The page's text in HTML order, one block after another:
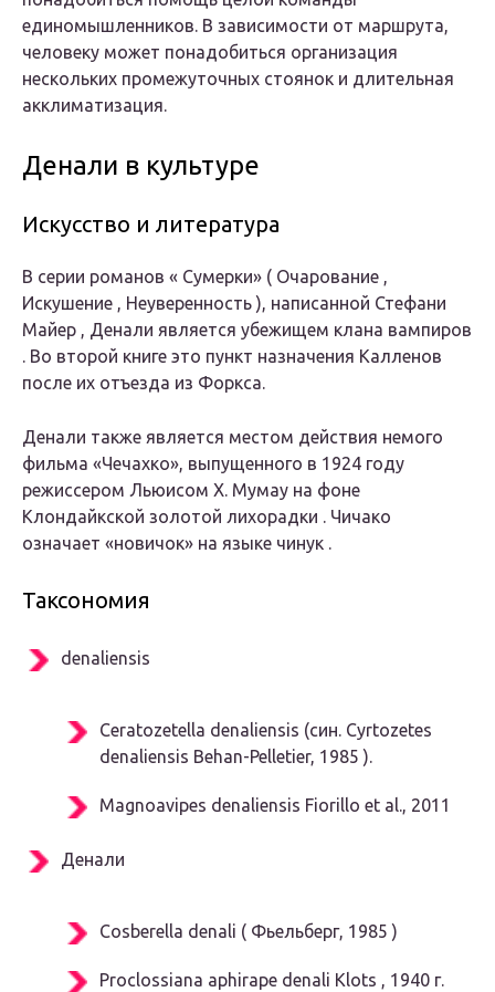
единомышленников. В зависимости от маршрута,
человеку может понадобиться организация
нескольких промежуточных стоянок и длительная
акклиматизация.
Денали в культуре
Искусство и литература
В серии романов « Сумерки» ( Очарование ,
Искушение , Неуверенность ), написанной Стефани
Майер , Денали является убежищем клана вампиров
. Во второй книге это пункт назначения Калленов
после их отъезда из Форкса.
Денали также является местом действия немого
фильма «Чечахко», выпущенного в 1924 году
режиссером Льюисом Х. Мумау на фоне
Клондайкской золотой лихорадки . Чичако
означает «новичок» на языке чинук .
Таксономия
denaliensis
Ceratozetella denaliensis (син. Cyrtozetes
denaliensis Behan-Pelletier, 1985 ).
Magnoavipes denaliensis Fiorillo et al., 2011
Денали
Cosberella denali ( Фьельберг, 1985 )
Proclossiana aphirape denali Klots , 1940 г.